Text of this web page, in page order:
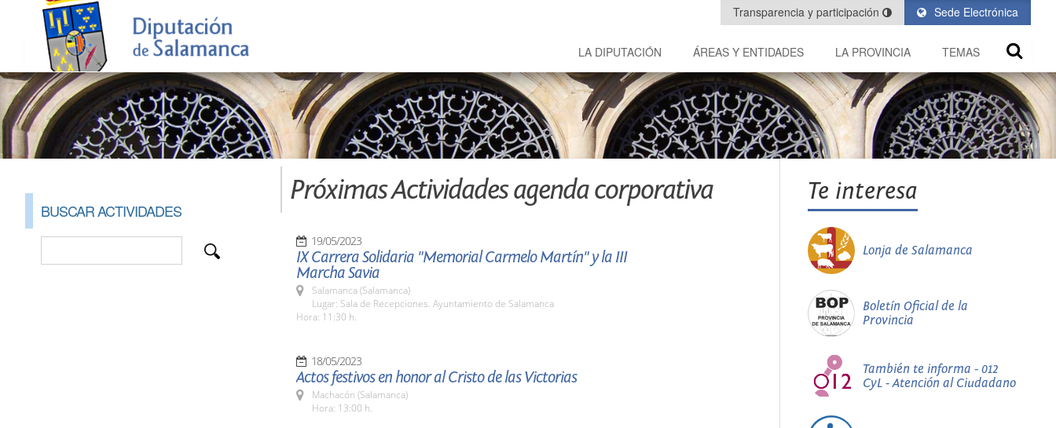
Sede Electrónica
Transparencia y participación
LA DIPUTACIÓN ÁREAS Y ENTIDADES LA PROVINCIA TEMAS
BUSCAR ACTIVIDADES
Próximas Actividades agenda corporativa
19/05/2023
IX Carrera Solidaria "Memorial Carmelo Martín" y la III
Marcha Savia
Salamanca (Salamanca)
Lugar: Sala de Recepciones. Ayuntamiento de Salamanca
Hora: 11:30 h.
18/05/2023
Actos festivos en honor al Cristo de las Victorias
Machacón (Salamanca)
Hora: 13:00 h.
Te interesa
Lonja de Salamanca
Boletín Oficial de la
Provincia
También te informa - 012
CyL - Atención al Ciudadano